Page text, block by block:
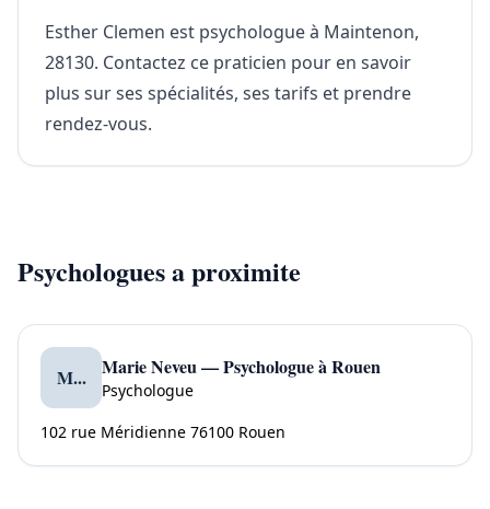
Esther Clemen est psychologue à Maintenon,
28130. Contactez ce praticien pour en savoir
plus sur ses spécialités, ses tarifs et prendre
rendez-vous.
Psychologues a proximite
M... Marie Neveu — Psychologue à Rouen
Psychologue
102 rue Méridienne 76100 Rouen